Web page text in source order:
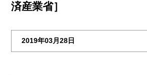
済産業省］
2019年03月28日